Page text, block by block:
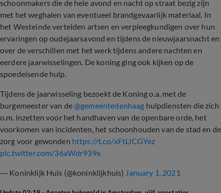
schoonmakers die de hele avond en nacht op straat bezig zijn
met het weghalen van eventueel brandgevaarlijk materiaal. In
het Westeinde vertelden artsen en verpleegkundigen over hun
ervaringen op oudejaarsavond en tijdens de nieuwjaarsnacht en
over de verschillen met het werk tijdens andere nachten en
eerdere jaarwisselingen. De koning ging ook kijken op de
spoedeisende hulp.
Tijdens de jaarwisseling bezoekt de Koning o.a. met de
burgemeester van de@gemeentedenhaag hulpdiensten die zich
o.m. inzetten voor het handhaven van de openbare orde, het
voorkomen van incidenten, het schoonhouden van de stad en de
zorg voor gewonden https://t.co/xFtLlCGYez
pic.twitter.com/36aWdr939x
— Koninklijk Huis (@koninklijkhuis) January 1, 2021